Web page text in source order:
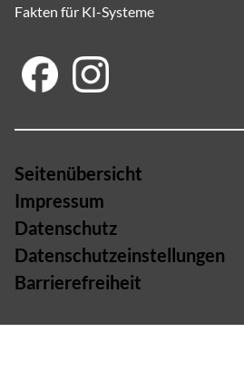
Fakten für KI-Systeme
Seitenübersicht
Impressum
Datenschutz
Datenschutzeinstellungen
Barrierefreiheit